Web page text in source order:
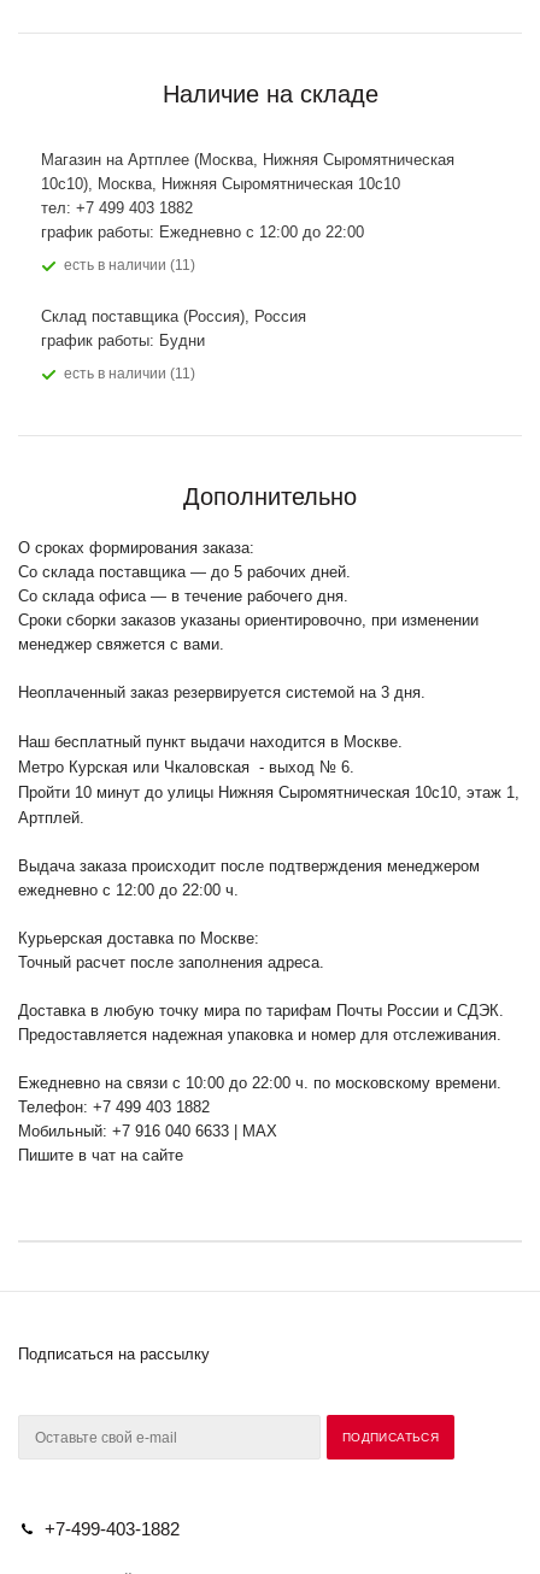
Наличие на складе
Магазин на Артплее (Москва, Нижняя Сыромятническая
10с10), Москва, Нижняя Сыромятническая 10с10
тел: +7 499 403 1882
график работы: Ежедневно с 12:00 до 22:00
Есть в наличии (11)
Склад поставщика (Россия), Россия
график работы: Будни
Есть в наличии (11)
Дополнительно
О сроках формирования заказа:
Со склада поставщика — до 5 рабочих дней.
Со склада офиса — в течение рабочего дня.
Сроки сборки заказов указаны ориентировочно, при изменении
менеджер свяжется с вами.
Неоплаченный заказ резервируется системой на 3 дня.
Наш бесплатный пункт выдачи находится в Москве.
Метро Курская или Чкаловская - выход № 6.
Пройти 10 минут до улицы Нижняя Сыромятническая 10с10, этаж 1,
Артплей.
Выдача заказа происходит после подтверждения менеджером
ежедневно с 12:00 до 22:00 ч.
Курьерская доставка по Москве:
Точный расчет после заполнения адреса.
Доставка в любую точку мира по тарифам Почты России и СДЭК.
Предоставляется надежная упаковка и номер для отслеживания.
Ежедневно на связи с 10:00 до 22:00 ч. по московскому времени.
Телефон: +7 499 403 1882
Мобильный: +7 916 040 6633 | MAX
Пишите в чат на сайте
Подписаться на рассылку
+7-499-403-1882